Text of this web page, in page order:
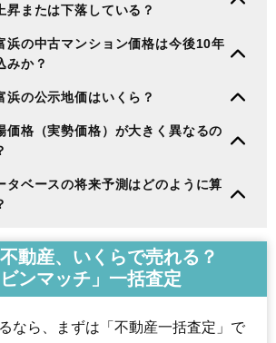
昇または下落している？
浜の中古マンション価格は今後10年
みか？
浜の公示地価はいくら？
価格（実勢価格）が大きく異なるの
タベースの将来予測はどのように算
動産、いくらで売れる？
ビンマッチ」一括査定
なら、まずは「不動産一括査定」で